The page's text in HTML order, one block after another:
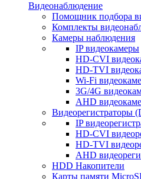
Видеонаблюдение
Помощник подбора
Комплекты
Камеры наблюдения
IP видеокамеры
HD-CVI
HD-TVI
Wi-Fi
3G/4G
AHD
Видеорегистраторы
IP
HD-CVI
HD-TVI
AHD
HDD Накопители
Карты памяти